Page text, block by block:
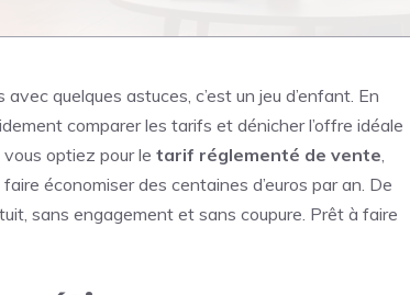
quelques astuces, c’est un jeu d’enfant. En
comparer les tarifs et dénicher l’offre idéale
optiez pour le tarif réglementé de vente,
économiser des centaines d’euros par an. De
sans engagement et sans coupure. Prêt à faire